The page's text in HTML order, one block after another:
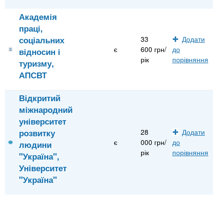
Академія
праці,
соціальних
відносин і
туризму,
АПСВТ
є
33
600 грн/
рік
Додати
до
порівняння
Відкритий
міжнародний
університет
розвитку
людини
"Україна",
Університет
"Україна"
є
28
000 грн/
рік
Додати
до
порівняння